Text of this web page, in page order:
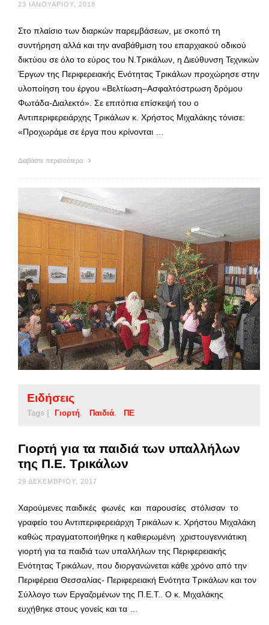
23 ΙΑΝΟΥΑΡΊΟΥ, 2018
Στο πλαίσιο των διαρκών παρεμβάσεων, με σκοπό τη
συντήρηση αλλά και την αναβάθμιση του επαρχιακού οδικού
δικτύου σε όλο το εύρος του Ν.Τρικάλων, η Διεύθυνση Τεχνικών
Έργων της Περιφερειακής Ενότητας Τρικάλων προχώρησε στην
υλοποίηση του έργου «Βελτίωση–Ασφαλτόστρωση δρόμου
Φωτάδα-Διαλεκτό». Σε επιτόπια επίσκεψή του ο
Αντιπεριφερειάρχης Τρικάλων κ. Χρήστος Μιχαλάκης τόνισε:
«Προχωράμε σε έργα που κρίνονται …
Διαβάστε περισσότερα
Ειδήσεις
Tags | Γιορτή Παιδιά ΠΕ
Γιορτή για τα παιδιά των υπαλλήλων
της Π.Ε. Τρικάλων
29 ΔΕΚΕΜΒΡΊΟΥ, 2017
Χαρούμενες παιδικές φωνές και παρουσίες στόλισαν το
γραφείο του Αντιπεριφερειάρχη Τρικάλων κ. Χρήστου Μιχαλάκη
καθώς πραγματοποιήθηκε η καθιερωμένη χριστουγεννιάτικη
γιορτή για τα παιδιά των υπαλλήλων της Περιφερειακής
Ενότητας Τρικάλων, που διοργανώνεται κάθε χρόνο από την
Περιφέρεια Θεσσαλίας- Περιφερειακή Ενότητα Τρικάλων και τον
Σύλλογο των Εργαζομένων της Π.Ε.Τ.. Ο κ. Μιχαλάκης
ευχήθηκε στους γονείς και τα …